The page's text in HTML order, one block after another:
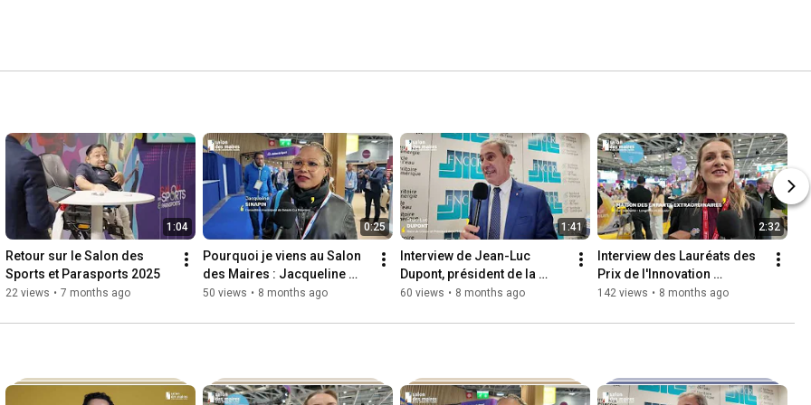
1:04
Retour sur le Salon des
Sports et Parasports 2025
22 views • 7 months ago
0:25
Pourquoi je viens au Salon
des Maires : Jacqueline
Sinapin, conseillère
50 views • 8 months ago
1:41
Interview de Jean-Luc
Dupont, président de la
FNCCR
60 views • 8 months ago
2:32
Interview des Lauréats des
Prix de l'Innovation
territoriale
142 views • 8 months ago